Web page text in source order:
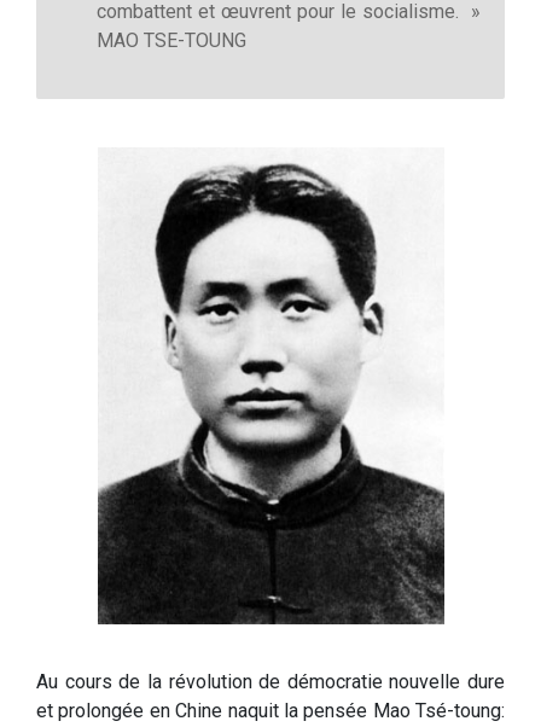
combattent et œuvrent pour le socialisme. »
MAO TSE-TOUNG
Au cours de la révolution de démocratie nouvelle dure
et prolongée en Chine naquit la pensée Mao Tsé-toung: